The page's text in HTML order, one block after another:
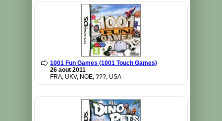
1001 Fun Games (1001 Touch Games)
26 aout 2011
FRA, UKV, NOE, ???, USA